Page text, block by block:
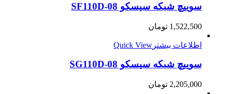
سوییچ شبکه سیسکو SF110D-08
1,522,500 تومان
اطلاعات بیشتر Quick View
سوییچ شبکه سیسکو SG110D-08
2,205,000 تومان